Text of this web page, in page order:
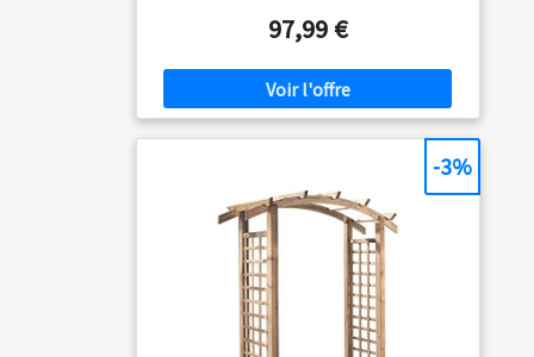
l’œil, dense et supporte bien les charges. Le
produit résiste parfaitement aux intempéries et
conserve toute sa solidité en extérieur. ﹟
Design Pratique avec Treillis﹟Des treillis sont
disposés des 2 côtés de cette arche décorative,
spécialement conçus pour les plantes
naturellement le long de la structure, forment
un mur de verdure luxuriant et embellissent
magnifiquement votre jardin. ﹟Forme Simple
avec Toit Plat et Rallongé﹟Cette arche de
jardin en bois adopte un design classique à toit
plat, sobre et élégant. Sa partie supérieure
triangulaire est équipée de poutres renforcées
et de fixations métalliques robustes. La
97,99 €
-3%